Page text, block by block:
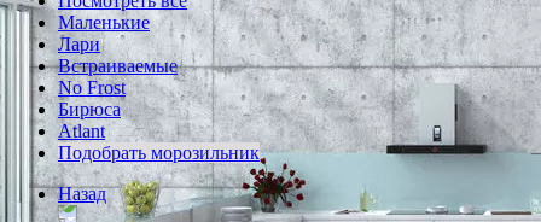
Маленькие
Лари
Встраиваемые
No Frost
Бирюса
Atlant
Подобрать морозильник
Назад